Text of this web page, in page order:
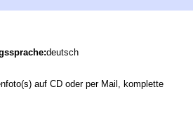
deutsch
auf CD oder per Mail, komplette